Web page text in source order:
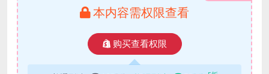
本内容需权限查看
购买查看权限